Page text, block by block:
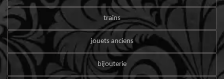
trains
jouets anciens
bijouterie